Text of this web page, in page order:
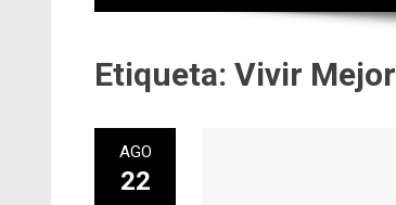
Etiqueta: Vivir Mejor
AGO
22